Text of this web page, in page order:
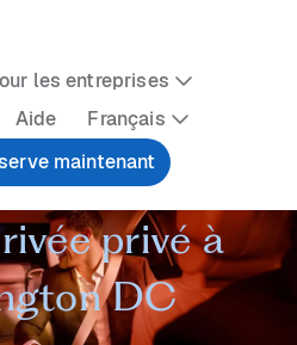
les entreprises
Aide
Français
maintenant
privé à
DC